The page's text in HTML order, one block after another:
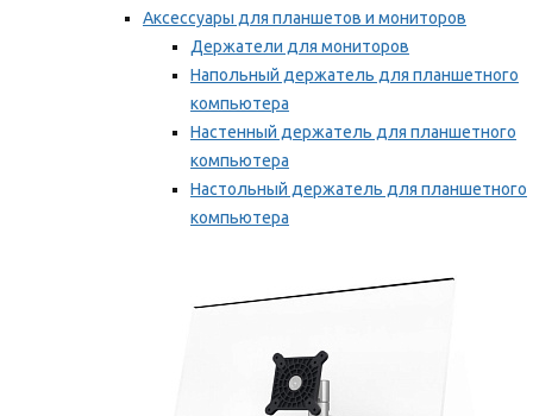
Аксессуары для планшетов и мониторов
Держатели для мониторов
Напольный держатель для планшетного
компьютера
Настенный держатель для планшетного
компьютера
Настольный держатель для планшетного
компьютера